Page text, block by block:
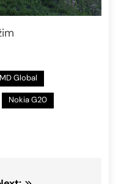
Global
Nokia G20